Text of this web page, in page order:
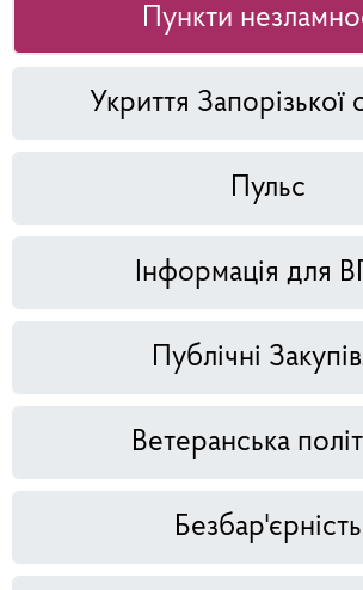
Пункти
Укриття Запорізької
Пульс
Інформація для
Публічні
Ветеранська
Безбар'єрність